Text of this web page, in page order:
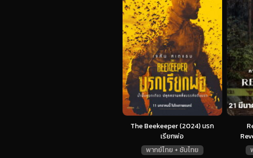
The Beekeeper (2024) นรก
เรียกพ่อ
พากย์ไทย + ซับไทย